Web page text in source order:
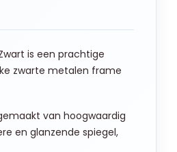
is een prachtige
zwarte metalen frame
van hoogwaardig
en glanzende spiegel,